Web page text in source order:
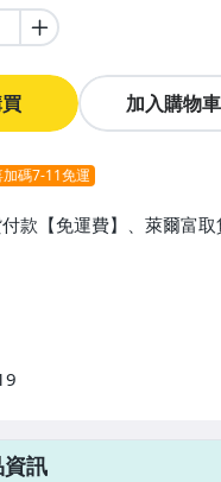
加入購物車
碼7-11免運
款【免運費】、萊爾富取
38元
優惠無限次！
訊